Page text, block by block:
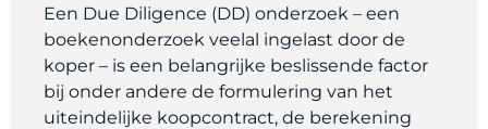
Een Due Diligence (DD) onderzoek – een
boekenonderzoek veelal ingelast door de
koper – is een belangrijke beslissende factor
bij onder andere de formulering van het
uiteindelijke koopcontract, de berekening